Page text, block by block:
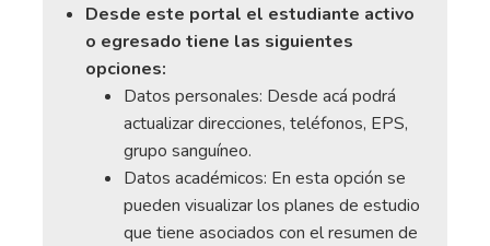
Desde este portal el estudiante activo
o egresado tiene las siguientes
opciones:
Datos personales: Desde acá podrá
actualizar direcciones, teléfonos, EPS,
grupo sanguíneo.
Datos académicos: En esta opción se
pueden visualizar los planes de estudio
que tiene asociados con el resumen de